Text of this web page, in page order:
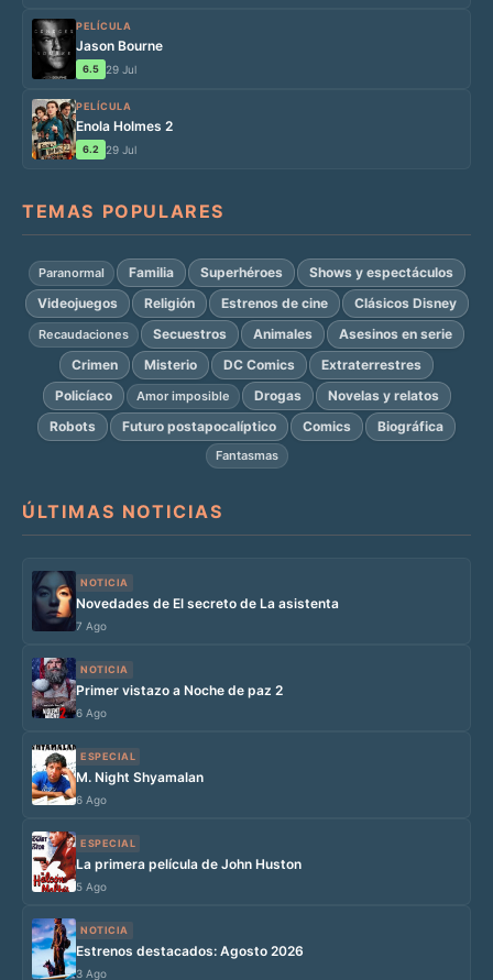
PELÍCULA
Jason Bourne
6.5 29 Jul
PELÍCULA
Enola Holmes 2
6.2 29 Jul
TEMAS POPULARES
Paranormal Familia Superhéroes
Shows y espectáculos
Videojuegos
Religión Estrenos de cine Clásicos Disney
Recaudaciones Secuestros Animales
Asesinos en serie
Crimen
Misterio DC Comics
Extraterrestres
Policíaco
Amor imposible Drogas
Novelas y relatos
Robots
Futuro postapocalíptico Comics Biográfica
Fantasmas
ÚLTIMAS NOTICIAS
NOTICIA
Novedades de El secreto de La asistenta
7 Ago
NOTICIA
Primer vistazo a Noche de paz 2
6 Ago
ESPECIAL
M. Night Shyamalan
6 Ago
ESPECIAL
La primera película de John Huston
5 Ago
NOTICIA
Estrenos destacados: Agosto 2026
3 Ago